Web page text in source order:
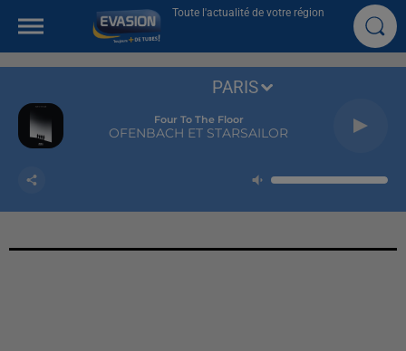
Toute l'actualité de votre région
Four To The Floor
OFENBACH ET STARSAILOR
PARIS